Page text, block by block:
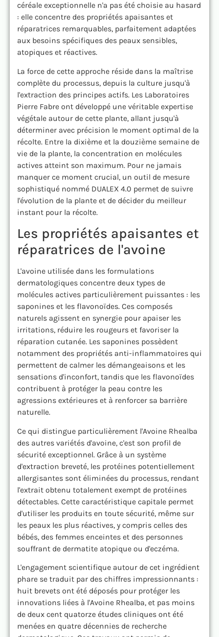
céréale exceptionnelle n'a pas été choisie au hasard
: elle concentre des propriétés apaisantes et
réparatrices remarquables, parfaitement adaptées
aux besoins spécifiques des peaux sensibles,
atopiques et réactives.
La force de cette approche réside dans la maîtrise
complète du processus, depuis la culture jusqu'à
l'extraction des principes actifs. Les Laboratoires
Pierre Fabre ont développé une véritable expertise
végétale autour de cette plante, allant jusqu'à
déterminer avec précision le moment optimal de la
récolte. Entre la dixième et la douzième semaine de
vie de la plante, la concentration en molécules
actives atteint son maximum. Pour ne jamais
manquer ce moment crucial, un outil de mesure
sophistiqué nommé DUALEX 4.0 permet de suivre
l'évolution de la plante et de décider du meilleur
instant pour la récolte.
Les propriétés apaisantes et
réparatrices de l'avoine
L'avoine utilisée dans les formulations
dermatologiques concentre deux types de
molécules actives particulièrement puissantes : les
saponines et les flavonoïdes. Ces composés
naturels agissent en synergie pour apaiser les
irritations, réduire les rougeurs et favoriser la
réparation cutanée. Les saponines possèdent
notamment des propriétés anti-inflammatoires qui
permettent de calmer les démangeaisons et les
sensations d'inconfort, tandis que les flavonoïdes
contribuent à protéger la peau contre les
agressions extérieures et à renforcer sa barrière
naturelle.
Ce qui distingue particulièrement l'Avoine Rhealba
des autres variétés d'avoine, c'est son profil de
sécurité exceptionnel. Grâce à un système
d'extraction breveté, les protéines potentiellement
allergisantes sont éliminées du processus, rendant
l'extrait obtenu totalement exempt de protéines
détectables. Cette caractéristique capitale permet
d'utiliser les produits en toute sécurité, même sur
les peaux les plus réactives, y compris celles des
bébés, des femmes enceintes et des personnes
souffrant de dermatite atopique ou d'eczéma.
L'engagement scientifique autour de cet ingrédient
phare se traduit par des chiffres impressionnants :
huit brevets ont été déposés pour protéger les
innovations liées à l'Avoine Rhealba, et pas moins
de deux cent quatorze études cliniques ont été
menées en quatre décennies de recherche